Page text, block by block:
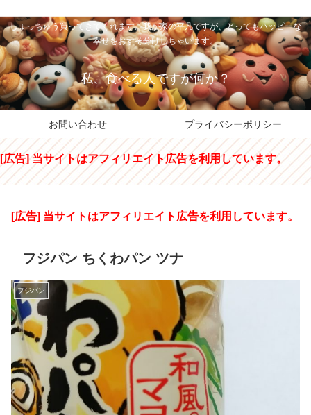
しょっちゅう買ってきてくれます。我が家の平凡ですが、とってもハッピーな
幸せをおすそ分けしちゃいます。
私、食べる人ですが何か？
お問い合わせ プライバシーポリシー
[広告] 当サイトはアフィリエイト広告を利用しています。
[広告] 当サイトはアフィリエイト広告を利用しています。
フジパン ちくわパン ツナ
フジパン